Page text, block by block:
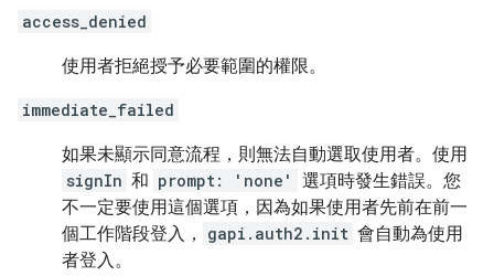
access_denied
使用者拒絕授予必要範圍的權限。
immediate_failed
如果未顯示同意流程，則無法自動選取使用者。使用
signIn 和 prompt: 'none'
選項時發生錯誤。您
不一定要使用這個選項，因為如果使用者先前在前一
個工作階段登入，
gapi.auth2.init 會自動為使用
者登入。